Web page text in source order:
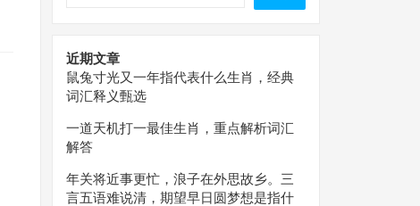
近期文章
鼠兔寸光又一年指代表什么生肖，经典
词汇释义甄选
一道天机打一最佳生肖，重点解析词汇
解答
年关将近事更忙，浪子在外思故乡。三
言五语难说清，期望早日圆梦想是指什